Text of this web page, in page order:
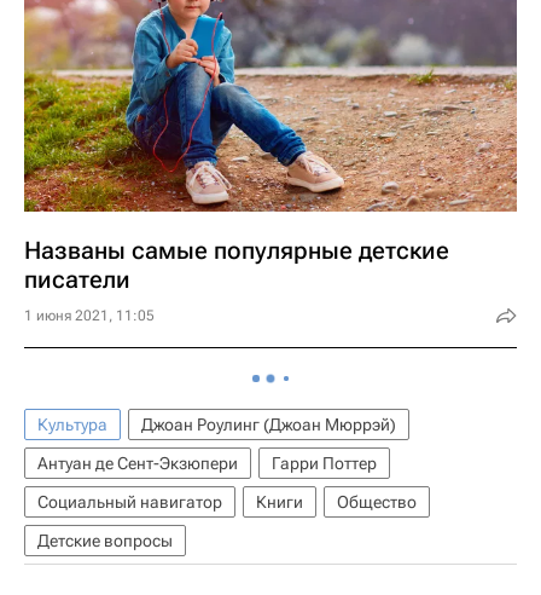
Названы самые популярные детские
писатели
1 июня 2021, 11:05
Культура
Джоан Роулинг (Джоан Мюррэй)
Антуан де Сент-Экзюпери
Гарри Поттер
Социальный навигатор
Книги
Общество
Детские вопросы